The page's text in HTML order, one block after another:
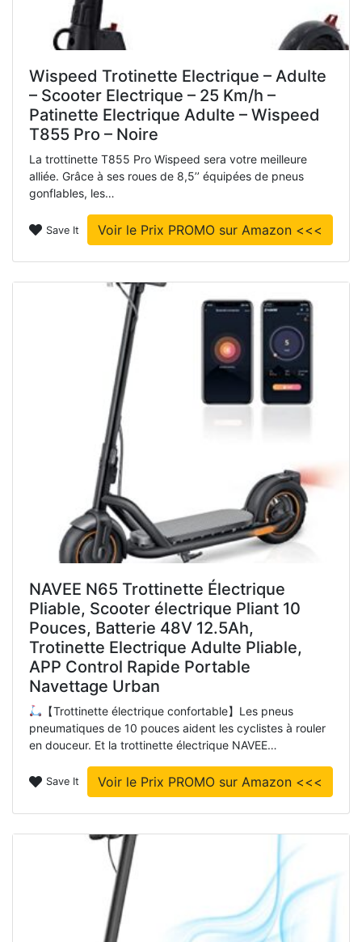
Wispeed Trotinette Electrique – Adulte
– Scooter Electrique – 25 Km/h –
Patinette Electrique Adulte – Wispeed
T855 Pro – Noire
La trottinette T855 Pro Wispeed sera votre meilleure
alliée. Grâce à ses roues de 8,5’’ équipées de pneus
gonflables, les…
Save It Voir le Prix PROMO sur Amazon <<<
NAVEE N65 Trottinette Électrique
Pliable, Scooter électrique Pliant 10
Pouces, Batterie 48V 12.5Ah,
Trotinette Electrique Adulte Pliable,
APP Control Rapide Portable
Navettage Urban
【Trottinette électrique confortable】Les pneus
pneumatiques de 10 pouces aident les cyclistes à rouler
en douceur. Et la trottinette électrique NAVEE…
Save It Voir le Prix PROMO sur Amazon <<<